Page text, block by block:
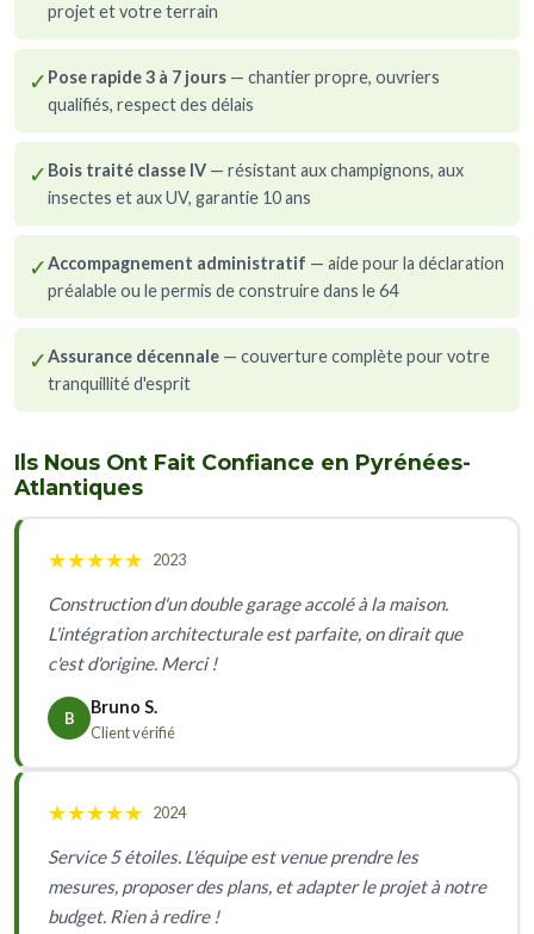
projet et votre terrain
✓ Pose rapide 3 à 7 jours — chantier propre, ouvriers
qualifiés, respect des délais
✓ Bois traité classe IV — résistant aux champignons, aux
insectes et aux UV, garantie 10 ans
✓Accompagnement administratif — aide pour la déclaration
préalable ou le permis de construire dans le 64
✓Assurance décennale — couverture complète pour votre
tranquillité d'esprit
Ils Nous Ont Fait Confiance en Pyrénées-
Atlantiques
★★★★★ 2023
Construction d'un double garage accolé à la maison.
L'intégration architecturale est parfaite, on dirait que
c'est d'origine. Merci !
B
Bruno S.
Client vérifié
★★★★★ 2024
Service 5 étoiles. L'équipe est venue prendre les
mesures, proposer des plans, et adapter le projet à notre
budget. Rien à redire !